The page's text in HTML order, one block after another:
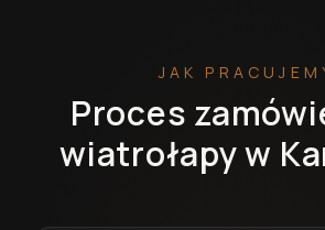
JAK
Proces
wiatrołapy w